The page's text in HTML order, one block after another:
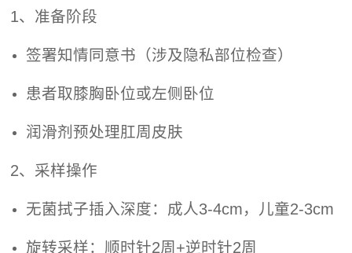
1、准备阶段
签署知情同意书（涉及隐私部位检查）
患者取膝胸卧位或左侧卧位
润滑剂预处理肛周皮肤
2、采样操作
无菌拭子插入深度：成人3-4cm，儿童2-3cm
旋转采样：顺时针2周+逆时针2周